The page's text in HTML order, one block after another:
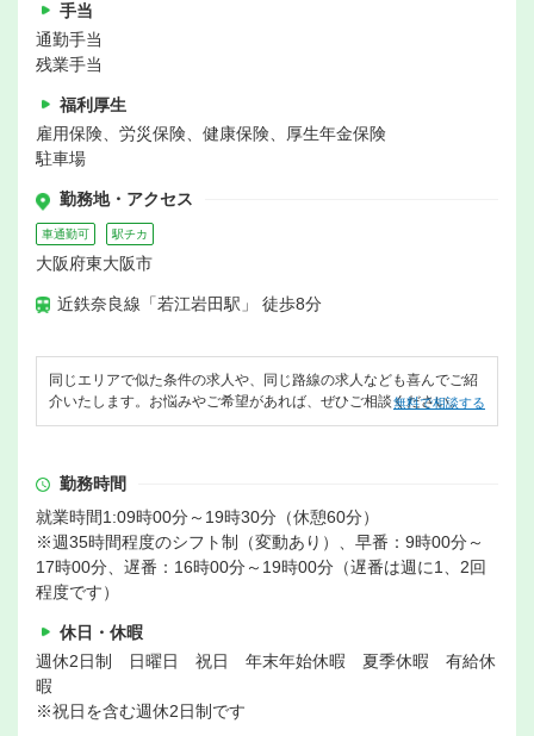
手当
通勤手当
残業手当
福利厚生
雇用保険、労災保険、健康保険、厚生年金保険
駐車場
勤務地・アクセス
車通勤可 駅チカ
大阪府東大阪市
近鉄奈良線「若江岩田駅」 徒歩8分
同じエリアで似た条件の求人や、同じ路線の求人なども喜んでご紹
介いたします。お悩みやご希望があれば、ぜひご相談ください。
無料で相談する
勤務時間
就業時間1:09時00分～19時30分（休憩60分）
※週35時間程度のシフト制（変動あり）、早番：9時00分～
17時00分、遅番：16時00分～19時00分（遅番は週に1、2回
程度です）
休日・休暇
週休2日制 日曜日 祝日 年末年始休暇 夏季休暇 有給休
暇
※祝日を含む週休2日制です